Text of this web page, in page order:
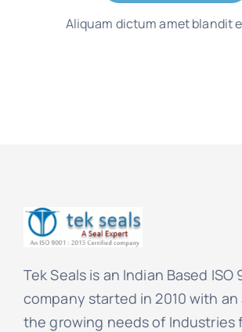
Aliquam dictum amet blandit
Tek Seals is an Indian Based ISO
company started in 2010 with an
the growing needs of Industries